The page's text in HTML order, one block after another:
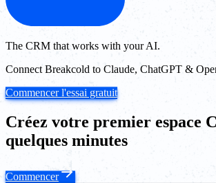
The CRM that works with your AI.
Connect Breakcold to Claude, ChatGPT &
Commencer l'essai gratuit
Créez votre premier espace
quelques minutes
Commencer